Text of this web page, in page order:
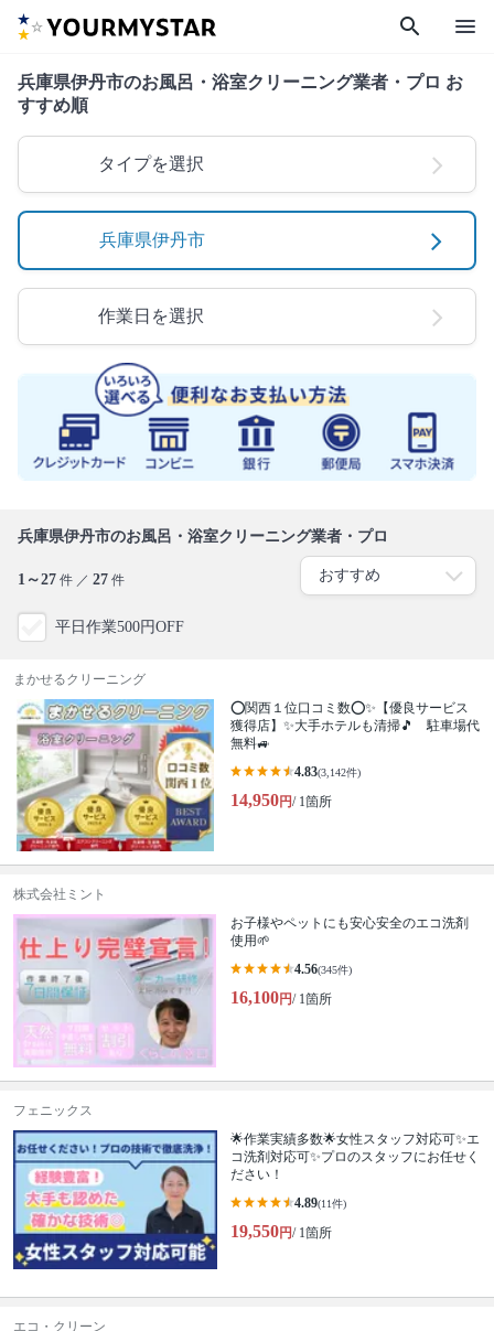
search menu
兵庫県伊丹市のお風呂・浴室クリーニング業者・プロ お
すすめ順
タイプを選択
兵庫県伊丹市
作業日を選択
兵庫県伊丹市のお風呂・浴室クリーニング業者・プロ
1～27 件 ／ 27 件
平日作業500円OFF
まかせるクリーニング
⭕関西１位口コミ数⭕✨【優良サービス
獲得店】✨大手ホテルも清掃🎵 駐車場代
無料🚙
4.83(3,142件)
14,950円/ 1箇所
株式会社ミント
お子様やペットにも安心安全のエコ洗剤
使用🌱
4.56(345件)
16,100円/ 1箇所
フェニックス
🌟作業実績多数🌟女性スタッフ対応可✨エ
コ洗剤対応可✨プロのスタッフにお任せく
ださい！
4.89(11件)
19,550円/ 1箇所
エコ・クリーン